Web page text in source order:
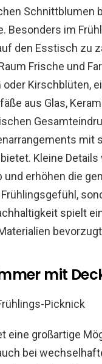
Schnittblumen
Besonders im
den Esstisch zu
Frische und
Kirschblüten,
aus Glas,
mit
Kleine Details
erhöhen die
spielt
mit
eine großartige
bei